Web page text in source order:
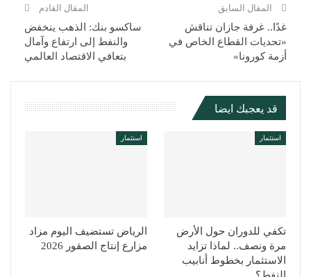
المقال السابق
غدًا.. غرفة جازان تناقش
«تحديات القطاع الخاص في
أزمة كورونا»
المقال القادم
ساكسو بنك: الذهب ينخفض
والنفط إلى ارتفاع وآمال
بتعافي الاقتصاد العالمي
قد يعجبك ايضا
استثمار
تكفي للدوران حول الأرض
مرة ونصف.. لماذا تزايد
الاستثمار بخطوط أنابيب
النفط؟
استثمار
الرياض تستضيف اليوم مزاد
مزارع إنتاج الصقور 2026